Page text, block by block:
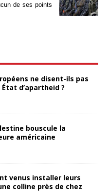
de ses points
ne disent-ils pas
d’apartheid ?
bouscule la
américaine
venus installer leurs
colline près de chez